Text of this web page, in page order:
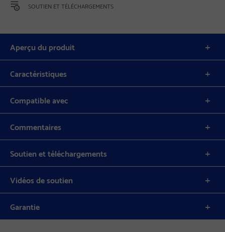
SOUTIEN ET TÉLÉCHARGEMENTS
Aperçu du produit
Caractéristiques
Compatible avec
Commentaires
Soutien et téléchargements
Vidéos de soutien
Garantie